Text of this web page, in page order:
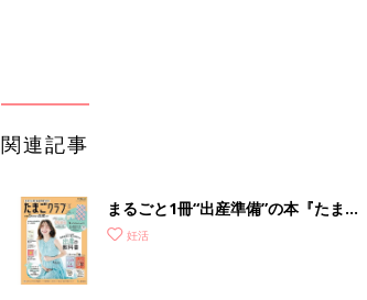
関連記事
まるごと1冊“出産準備”の本『たまご
クラブ 夏号』〈スペシャル大特集〉
妊活